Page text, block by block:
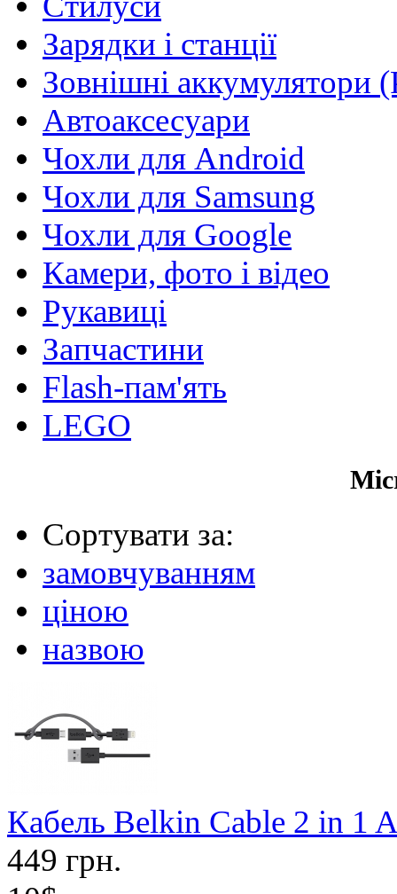
Зарядки і станції
Зовнішні аккумулятори
Автоаксесуари
Чохли для Android
Чохли для Samsung
Чохли для Google
Камери, фото і відео
Рукавиці
Запчастини
Flash-пам'ять
LEGO
Сортувати за:
замовчуванням
ціною
назвою
Кабель Belkin Cable 2 in 1
449 грн.